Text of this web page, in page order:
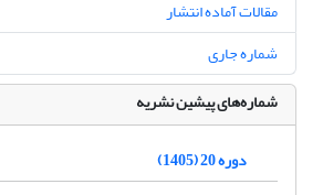
مقالات آماده انتشار
شماره جاری
شماره‌های پیشین نشریه
دوره 20 (1405)